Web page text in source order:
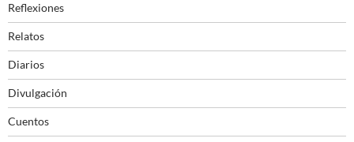
Reflexiones
Relatos
Diarios
Divulgación
Cuentos